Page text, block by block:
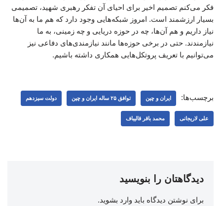
فکر می‌کنم تصمیم اخیر برای احیای آن تفکر رهبری شهید، تصمیمی
بسیار ارزشمند است. امروز شبکه‌هایی وجود دارد که هم ما به آن‌ها
نیاز داریم و هم آن‌ها، چه در حوزه دریایی و چه زمینی، به ما
نیازمندند. حتی در برخی حوزه‌ها مانند نیازمندی‌های دفاعی نیز
می‌توانیم با تعریف پروتکل‌هایی همکاری داشته باشیم.
برچسب‌ها: ایران و چین توافق ۲۵ ساله ایران و چین دولت سیزدهم
علی لاریجانی محمد باقر قالیباف
دیدگاهتان را بنویسید
برای نوشتن دیدگاه باید وارد بشوید.